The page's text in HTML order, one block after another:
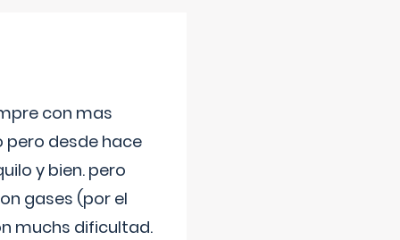
con mas
pero desde hace
y bien. pero
gases (por el
muchs dificultad.